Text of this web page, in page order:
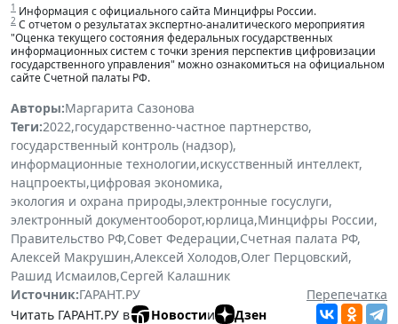
1 Информация с официального сайта Минцифры России.
2 С отчетом о результатах экспертно-аналитического мероприятия
"Оценка текущего состояния федеральных государственных
информационных систем с точки зрения перспектив цифровизации
государственного управления" можно ознакомиться на официальном
сайте Счетной палаты РФ.
Авторы:Маргарита Сазонова
Теги:2022,государственно-частное партнерство,
государственный контроль (надзор),
информационные технологии,искусственный интеллект,
нацпроекты,цифровая экономика,
экология и охрана природы,электронные госуслуги,
электронный документооборот,юрлица,Минцифры России,
Правительство РФ,Совет Федерации,Счетная палата РФ,
Алексей Макрушин,Алексей Холодов,Олег Перцовский,
Рашид Исмаилов,Сергей Калашник
Источник:ГАРАНТ.РУ
Перепечатка
Читать ГАРАНТ.РУ в
Новостии Дзен